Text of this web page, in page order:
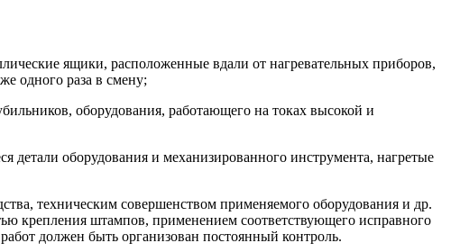
ящики, расположенные вдали от нагревательных приборов,
одного раза в смену;
оборудования, работающего на токах высокой и
детали оборудования и механизированного инструмента, нагретые
техническим совершенством применяемого оборудования и др.
крепления штампов, применением соответствующего исправного
должен быть организован постоянный контроль.